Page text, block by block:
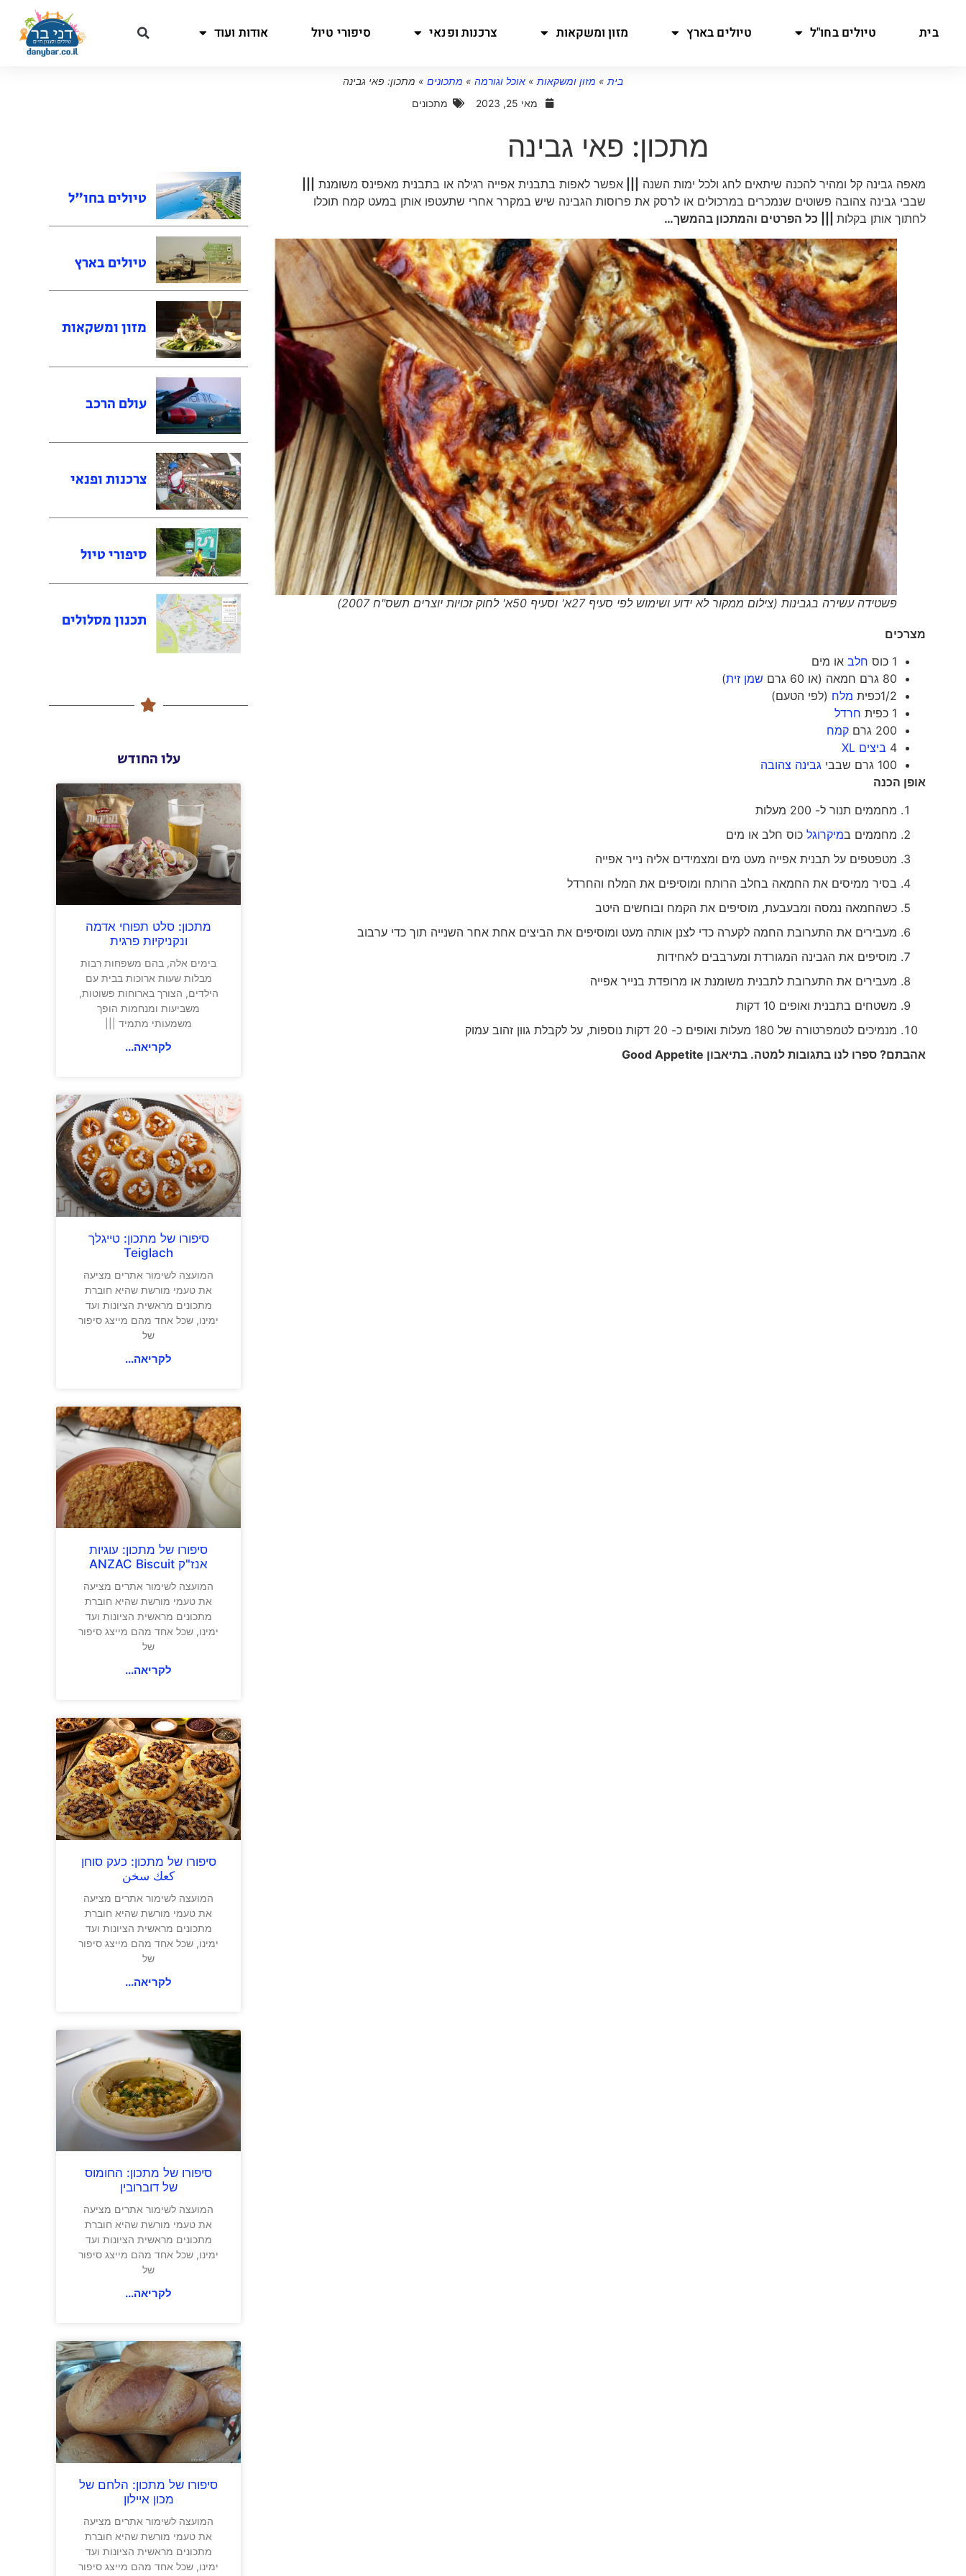
בית טיולים בחו"ל טיולים בארץ מזון ומשקאות צרכנות ופנאי סיפורי טיול אודות ועוד
בית » מזון ומשקאות » אוכל וגורמה » מתכונים » מתכון: פאי גבינה
מאי 25, 2023
מתכונים
מתכון: פאי גבינה
מאפה גבינה קל ומהיר להכנה שיתאים לחג ולכל ימות השנה |||אפשר לאפות בתבנית אפייה רגילה או בתבנית מאפינס משומנת
שבבי גבינה צהובה פשוטים שנמכרים במרכולים או לרסק את פרוסות הגבינה שיש במקרר אחרי שתעטפו אותן במעט קמח תוכלו
לחתוך אותן בקלות ||| כל הפרטים והמתכון בהמשך…
פשטידה עשירה בגבינות (צילום ממקור לא ידוע ושימוש לפי סעיף 27א' וסעיף 50א' לחוק זכויות יוצרים תשס"ח 2007)
מצרכים
1 כוס
חלב או מים
80 גרם חמאה (או 60 גרם
שמן זית)
1/2כפית
מלח (לפי הטעם)
1 כפית
חרדל
200 גרם
קמח
4 ביצים XL
100 גרם שבבי
גבינה צהובה
אופן הכנה
מחממים תנור ל- 200 מעלות
מחממים במיקרוגל כוס חלב או מים
מטפטפים על תבנית אפייה מעט מים ומצמידים אליה נייר אפייה
בסיר ממיסים את החמאה בחלב הרותח ומוסיפים את המלח והחרדל
כשהחמאה נמסה ומבעבעת, מוסיפים את הקמח ובוחשים היטב
מעבירים את התערובת החמה לקערה כדי לצנן אותה מעט ומוסיפים את הביצים אחת אחר השנייה תוך כדי ערבוב
מוסיפים את הגבינה המגורדת ומערבבים לאחידות
מעבירים את התערובת לתבנית משומנת או מרופדת בנייר אפייה
משטחים בתבנית ואופים 10 דקות
מנמיכים לטמפרטורה של 180 מעלות ואופים כ- 20 דקות נוספות, על לקבלת גוון זהוב עמוק
אהבתם? ספרו לנו בתגובות למטה. בתיאבון Good Appetite
טיולים בחו"ל
טיולים בארץ
מזון ומשקאות
עולם הרכב
צרכנות ופנאי
סיפורי טיול
תכנון מסלולים
עלו החודש
מתכון: סלט תפוחי אדמה
ונקניקיות פרגית
בימים אלה, בהם משפחות רבות
מבלות שעות ארוכות בבית עם
הילדים, הצורך בארוחות פשוטות,
משביעות ומנחמות הופך
משמעותי מתמיד |||
לקריאה...
סיפורו של מתכון: טייגלך
Teiglach
המועצה לשימור אתרים מציעה
את טעמי מורשת שהיא חוברת
מתכונים מראשית הציונות ועד
ימינו, שכל אחד מהם מייצג סיפור
של
לקריאה...
סיפורו של מתכון: עוגיות
אנז"ק ANZAC Biscuit
המועצה לשימור אתרים מציעה
את טעמי מורשת שהיא חוברת
מתכונים מראשית הציונות ועד
ימינו, שכל אחד מהם מייצג סיפור
של
לקריאה...
סיפורו של מתכון: כעק סוחן
كعك سخن
המועצה לשימור אתרים מציעה
את טעמי מורשת שהיא חוברת
מתכונים מראשית הציונות ועד
ימינו, שכל אחד מהם מייצג סיפור
של
לקריאה...
סיפורו של מתכון: החומוס
של דוברובין
המועצה לשימור אתרים מציעה
את טעמי מורשת שהיא חוברת
מתכונים מראשית הציונות ועד
ימינו, שכל אחד מהם מייצג סיפור
של
לקריאה...
סיפורו של מתכון: הלחם של
מכון איילון
המועצה לשימור אתרים מציעה
את טעמי מורשת שהיא חוברת
מתכונים מראשית הציונות ועד
ימינו, שכל אחד מהם מייצג סיפור